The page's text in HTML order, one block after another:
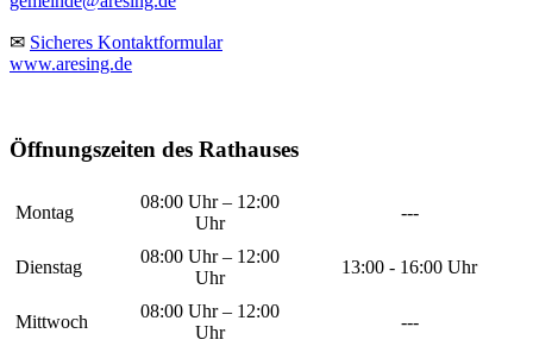
✉ Sicheres Kontaktformular
www.aresing.de
Öffnungszeiten des Rathauses
Montag
08:00 Uhr – 12:00
Uhr
---
Dienstag
08:00 Uhr – 12:00
Uhr
13:00 - 16:00 Uhr
Mittwoch
08:00 Uhr – 12:00
Uhr
---